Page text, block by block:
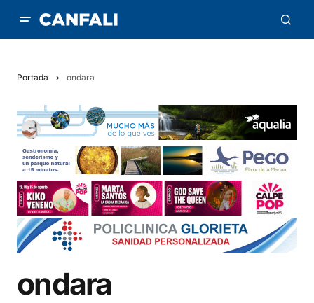
Portada ondara
ondara